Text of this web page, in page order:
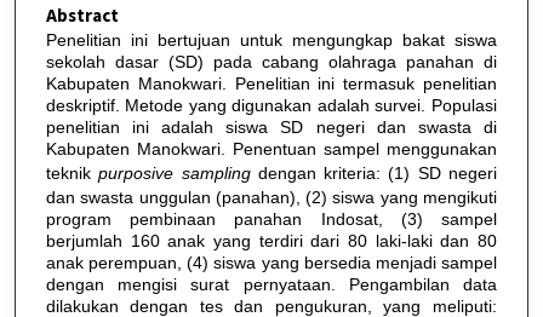
Abstract
Penelitian ini bertujuan untuk mengungkap bakat siswa
sekolah dasar (SD) pada cabang olahraga panahan di
Kabupaten Manokwari. Penelitian ini termasuk penelitian
deskriptif. Metode yang digunakan adalah survei. Populasi
penelitian ini adalah siswa SD negeri dan swasta di
Kabupaten Manokwari. Penentuan sampel menggunakan
teknikpurposive samplingdengan kriteria: (1) SD negeri
dan swasta unggulan (panahan), (2) siswa yang mengikuti
program pembinaan panahan Indosat, (3) sampel
berjumlah 160 anak yang terdiri dari 80 laki-laki dan 80
anak perempuan, (4) siswa yang bersedia menjadi sampel
dengan mengisi surat pernyataan. Pengambilan data
dilakukan dengan tes dan pengukuran, yang meliputi: